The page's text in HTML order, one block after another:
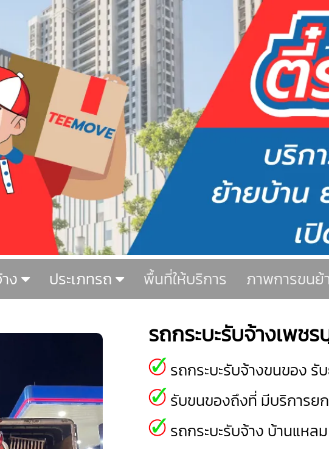
ง ประเภทรถ พื้นที่ให้บริการ ภาพการขนย้
รถกระบะรับจ้างเพชร
รถกระบะรับจ้างขนของ รั
รับขนของถึงที่ มีบริการย
รถกระบะรับจ้าง บ้านแหลม